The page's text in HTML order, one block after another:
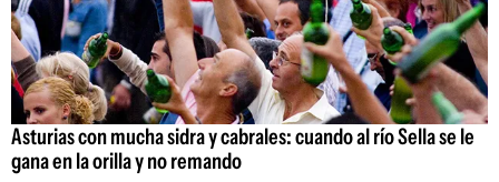
Asturias con mucha sidra y cabrales: cuando al río Sella se le
gana en la orilla y no remando